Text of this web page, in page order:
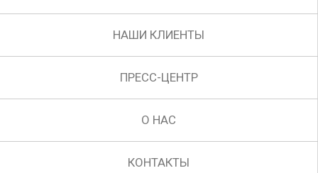
НАШИ КЛИЕНТЫ
ПРЕСС-ЦЕНТР
О НАС
КОНТАКТЫ